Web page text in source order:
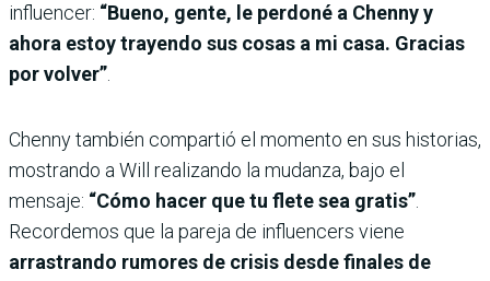
influencer: “Bueno, gente, le perdoné a Chenny y
ahora estoy trayendo sus cosas a mi casa. Gracias
por volver”
Chenny también compartió el momento en sus historias,
mostrando a Will realizando la mudanza, bajo el
mensaje: “Cómo hacer que tu flete sea gratis”
Recordemos que la pareja de influencers viene
arrastrando rumores de crisis desde finales de